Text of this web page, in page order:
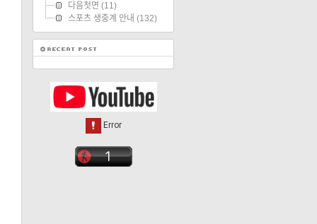
다음첫면 (11)
스포츠 생중계 안내 (132)